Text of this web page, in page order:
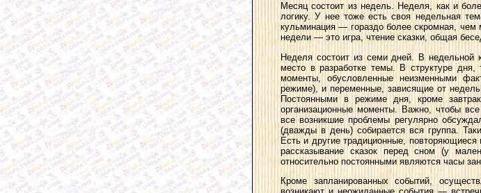
Месяц состоит из недель. Неделя, как и
логику. У нее тоже есть своя недельная
кульминация — гораздо более скромная, чем
недели — это игра, чтение сказки, общая
Неделя состоит из семи дней. В
место в разработке темы. В структуре
моменты, обусловленные неизменными
режиме), и переменные, зависящие от
Постоянными в режиме дня, кроме
организационные моменты. Важно, чтобы
все возникшие проблемы регулярно
(дважды в день) собирается вся группа.
Есть и другие традиционные,
рассказывание сказок перед сном (у
относительно постоянными являются часы
Кроме запланированных событий,